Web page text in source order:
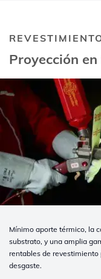
Proyección
Mínimo aporte térmico, la
substrato, y una amplia
rentables de
desgaste.